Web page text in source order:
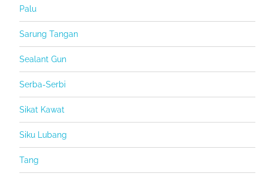
Palu
Sarung Tangan
Sealant Gun
Serba-Serbi
Sikat Kawat
Siku Lubang
Tang